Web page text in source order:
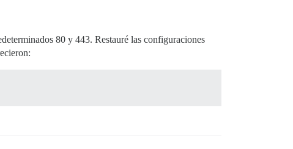
80 y 443. Restauré las configuraciones